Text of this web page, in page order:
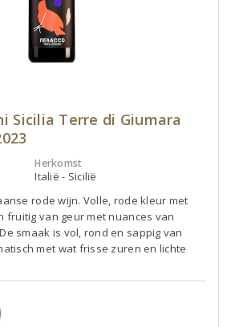
Sicilia Terre di Giumara
Herkomst
Italië - Sicilië
rode wijn. Volle, rode kleur met
fruitig van geur met nuances van
smaak is vol, rond en sappig van
met wat frisse zuren en lichte